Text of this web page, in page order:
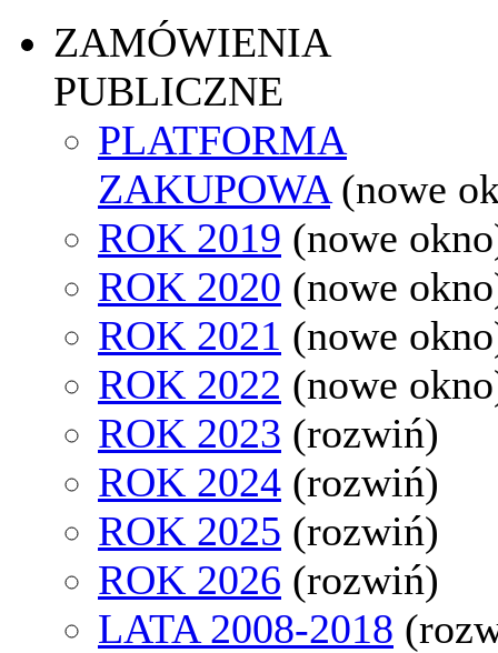
ZAMÓWIENIA
PUBLICZNE
PLATFORMA
ZAKUPOWA (nowe
ROK 2019 (nowe
ROK 2020 (nowe
ROK 2021 (nowe
ROK 2022 (nowe
ROK 2023 (rozwiń)
ROK 2024 (rozwiń)
ROK 2025 (rozwiń)
ROK 2026 (rozwiń)
LATA 2008-2018